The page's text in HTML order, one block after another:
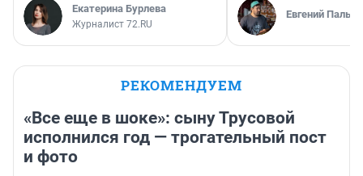
Екатерина Бурлева
Журналист 72.RU
Евгений
РЕКОМЕНДУЕМ
«Все еще в шоке»: сыну Трусовой
исполнился год — трогательный пост
и фото